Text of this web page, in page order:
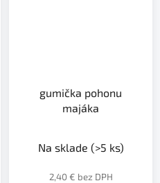
gumička pohonu
majáka
Na sklade (>5 ks)
2,40 € bez DPH